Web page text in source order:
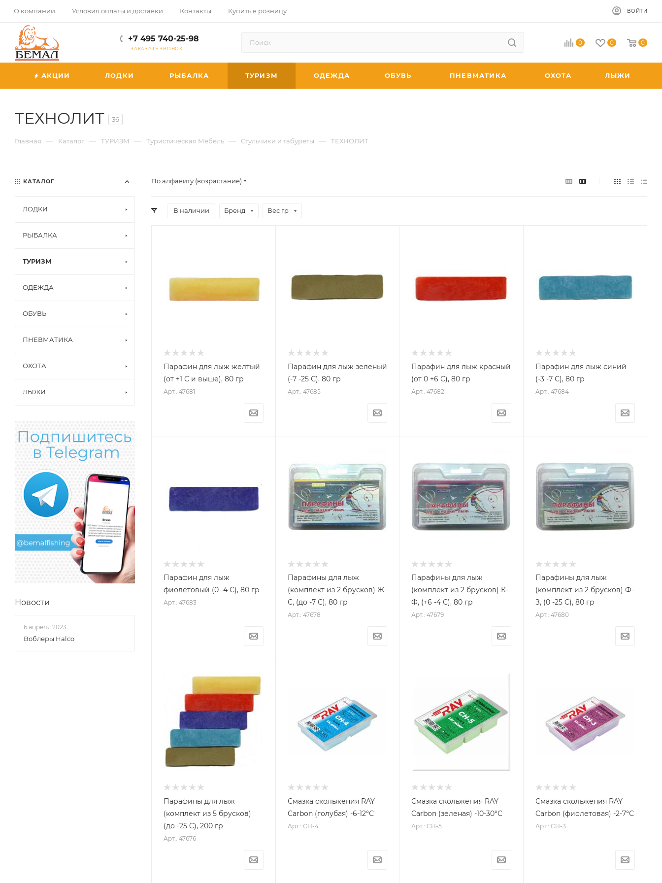
О компании Условия оплаты и доставки Контакты Купить в розницу ВОЙТИ
+7 495 740-25-98
ЗАКАЗАТЬ ЗВОНОК
0 0 0
АКЦИИ ЛОДКИ РЫБАЛКА ТУРИЗМ ОДЕЖДА ОБУВЬ ПНЕВМАТИКА ОХОТА ЛЫЖИ
ТЕХНОЛИТ 36
Главная — Каталог — ТУРИЗМ — Туристическая Мебель — Стульчики и табуреты — ТЕХНОЛИТ
По алфавиту (возрастание)
В наличии Бренд Вес гр
Парафин для лыж желтый
(от +1 С и выше), 80 гр
Арт.: 47681
Парафин для лыж зеленый
(-7 -25 С), 80 гр
Арт.: 47685
Парафин для лыж красный
(от 0 +6 С), 80 гр
Арт.: 47682
Парафин для лыж синий
(-3 -7 С), 80 гр
Арт.: 47684
Парафин для лыж
фиолетовый (0 -4 С), 80 гр
Арт.: 47683
Парафины для лыж
(комплект из 2 брусков) Ж-
С, (до -7 C), 80 гр
Арт.: 47678
Парафины для лыж
(комплект из 2 брусков) К-
Ф, (+6 -4 C), 80 гр
Арт.: 47679
Парафины для лыж
(комплект из 2 брусков) Ф-
З, (0 -25 C), 80 гр
Арт.: 47680
Парафины для лыж
(комплект из 5 брусков)
(до -25 C), 200 гр
Арт.: 47676
Смазка скольжения RAY
Carbon (голубая) -6-12°С
Арт.: CH-4
Смазка скольжения RAY
Carbon (зеленая) -10-30°С
Арт.: CH-5
Смазка скольжения RAY
Carbon (фиолетовая) -2-7°С
Арт.: CH-3
КАТАЛОГ
ЛОДКИ
РЫБАЛКА
ТУРИЗМ
ОДЕЖДА
ОБУВЬ
ПНЕВМАТИКА
ОХОТА
ЛЫЖИ
Новости
6 апреля 2023
Воблеры Halco